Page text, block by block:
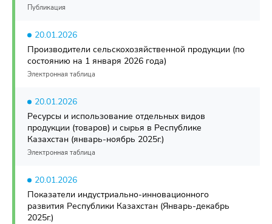
Публикация
20.01.2026
Производители сельскохозяйственной продукции (по
состоянию на 1 января 2026 года)
Электронная таблица
20.01.2026
Ресурсы и использование отдельных видов
продукции (товаров) и сырья в Республике
Казахстан (январь-ноябрь 2025г.)
Электронная таблица
20.01.2026
Показатели индустриально-инновационного
развития Республики Казахстан (Январь-декабрь
2025г.)